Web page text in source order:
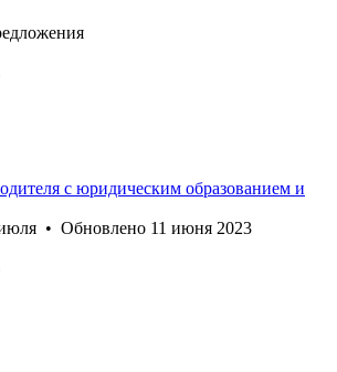
с юридическим образованием и
• Обновлено 11 июня 2023